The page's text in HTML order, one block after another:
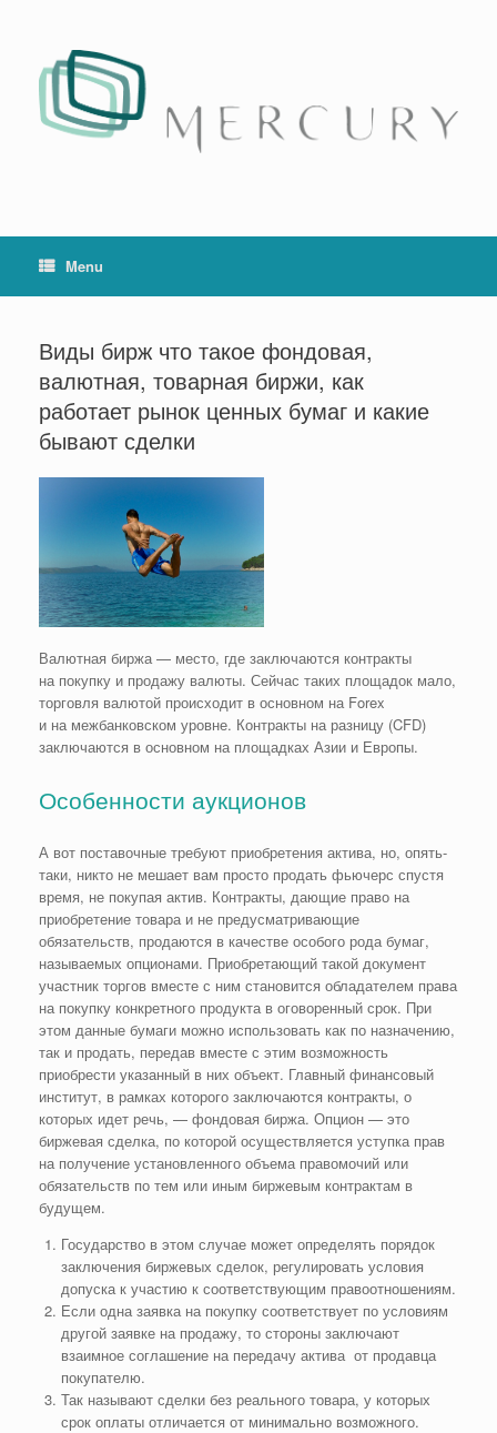
Menu
Виды бирж что такое фондовая,
валютная, товарная биржи, как
работает рынок ценных бумаг и какие
бывают сделки
Валютная биржа — место, где заключаются контракты
на покупку и продажу валюты. Сейчас таких площадок мало,
торговля валютой происходит в основном на Forex
и на межбанковском уровне. Контракты на разницу (CFD)
заключаются в основном на площадках Азии и Европы.
Особенности аукционов
А вот поставочные требуют приобретения актива, но, опять-
таки, никто не мешает вам просто продать фьючерс спустя
время, не покупая актив. Контракты, дающие право на
приобретение товара и не предусматривающие
обязательств, продаются в качестве особого рода бумаг,
называемых опционами. Приобретающий такой документ
участник торгов вместе с ним становится обладателем права
на покупку конкретного продукта в оговоренный срок. При
этом данные бумаги можно использовать как по назначению,
так и продать, передав вместе с этим возможность
приобрести указанный в них объект. Главный финансовый
институт, в рамках которого заключаются контракты, о
которых идет речь, — фондовая биржа. Опцион — это
биржевая сделка, по которой осуществляется уступка прав
на получение установленного объема правомочий или
обязательств по тем или иным биржевым контрактам в
будущем.
Государство в этом случае может определять порядок
заключения биржевых сделок, регулировать условия
допуска к участию к соответствующим правоотношениям.
Если одна заявка на покупку соответствует по условиям
другой заявке на продажу, то стороны заключают
взаимное соглашение на передачу актива от продавца
покупателю.
Так называют сделки без реального товара, у которых
срок оплаты отличается от минимально возможного.